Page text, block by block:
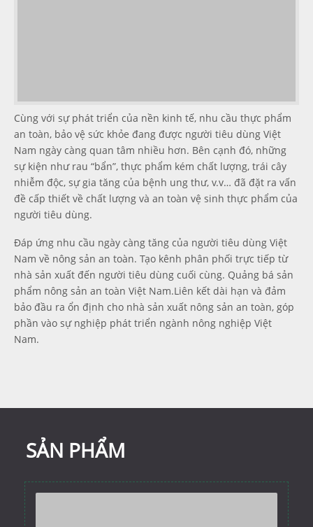
Cùng với sự phát triển của nền kinh tế, nhu cầu thực phẩm
an toàn, bảo vệ sức khỏe đang được người tiêu dùng Việt
Nam ngày càng quan tâm nhiều hơn. Bên cạnh đó, những
sự kiện như rau “bẩn”, thực phẩm kém chất lượng, trái cây
nhiễm độc, sự gia tăng của bệnh ung thư, v.v… đã đặt ra vấn
đề cấp thiết về chất lượng và an toàn vệ sinh thực phẩm của
người tiêu dùng.
Đáp ứng nhu cầu ngày càng tăng của người tiêu dùng Việt
Nam về nông sản an toàn. Tạo kênh phân phối trực tiếp từ
nhà sản xuất đến người tiêu dùng cuối cùng. Quảng bá sản
phẩm nông sản an toàn Việt Nam.Liên kết dài hạn và đảm
bảo đầu ra ổn định cho nhà sản xuất nông sản an toàn, góp
phần vào sự nghiệp phát triển ngành nông nghiệp Việt
Nam.
SẢN PHẨM